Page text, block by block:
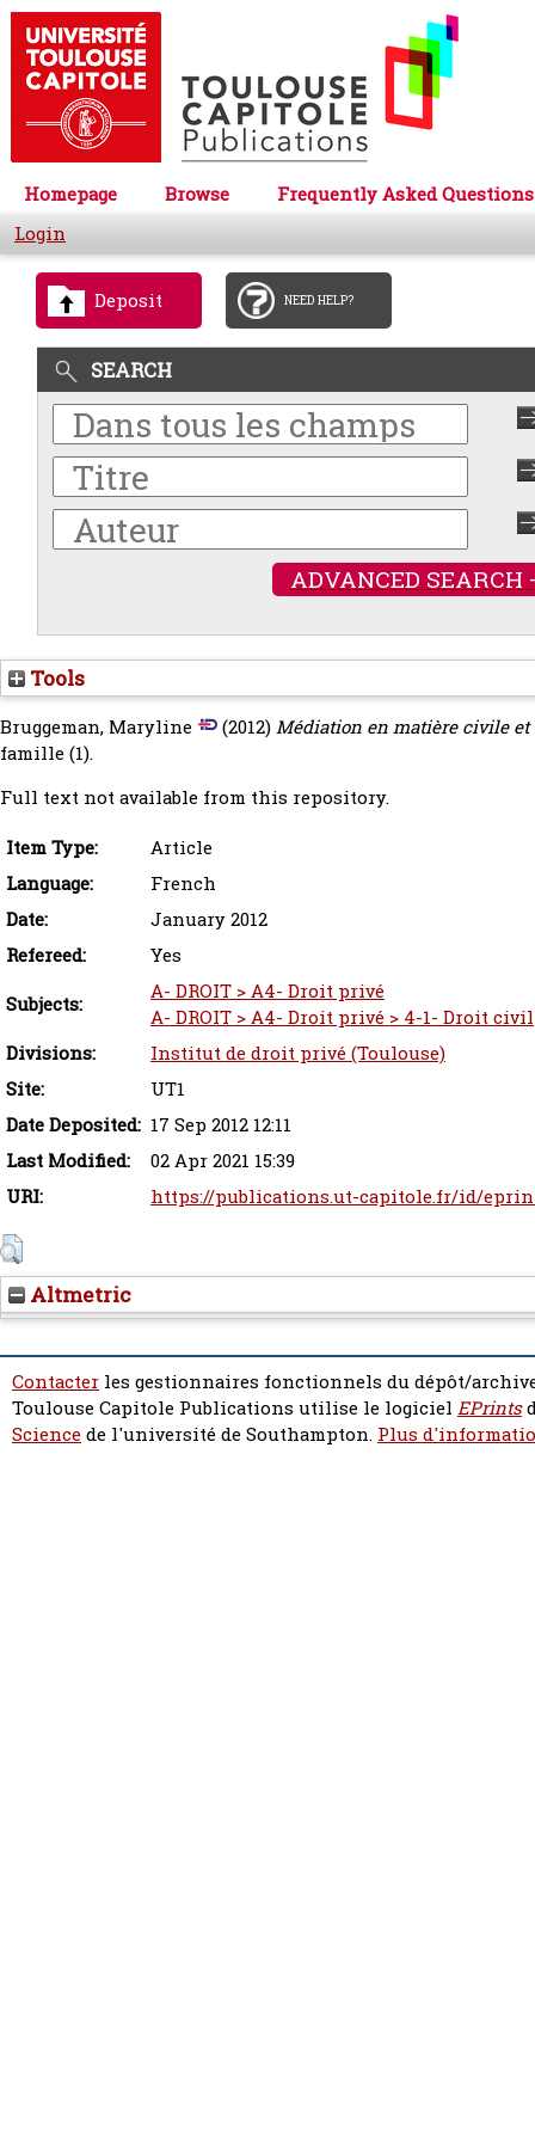
Homepage Browse
Frequently Asked Questions
Login
Deposit NEED HELP?
SEARCH
ADVANCED SEARCH
Tools
Bruggeman, Maryline (2012)Médiation en matière civile
famille (1).
Full text not available from this repository.
Item Type:
Article
Language:
French
Date:
January 2012
Refereed:
Yes
Subjects:
A- DROIT > A4- Droit privé
A- DROIT > A4- Droit privé > 4-1- Droit civil
Divisions:
Institut de droit privé (Toulouse)
Site:
UT1
Date Deposited: 17 Sep 2012 12:11
Last Modified:
02 Apr 2021 15:39
URI:
https://publications.ut-capitole.fr/id/
Altmetric
Contacter les gestionnaires fonctionnels du dépôt/
Toulouse Capitole Publications utilise le logiciel EPrints
Sciencede l'université de Southampton. Plus